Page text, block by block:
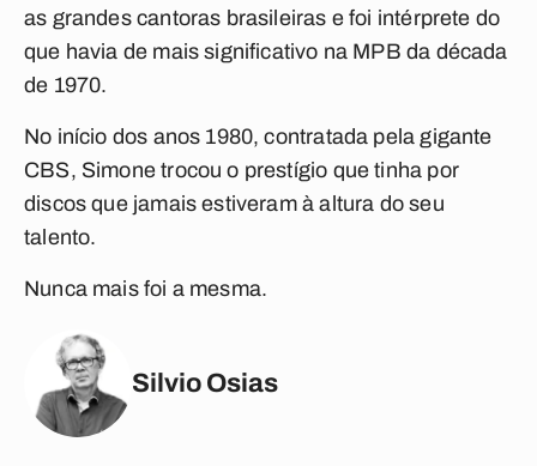
as grandes cantoras brasileiras e foi intérprete do
que havia de mais significativo na MPB da década
de 1970.
No início dos anos 1980, contratada pela gigante
CBS, Simone trocou o prestígio que tinha por
discos que jamais estiveram à altura do seu
talento.
Nunca mais foi a mesma.
Silvio Osias